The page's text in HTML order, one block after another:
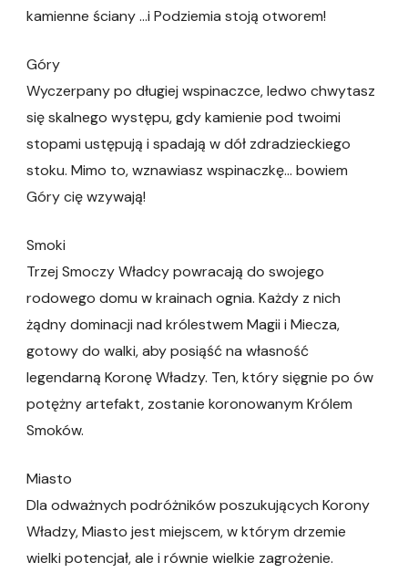
kamienne ściany …i Podziemia stoją otworem!
Góry
Wyczerpany po długiej wspinaczce, ledwo chwytasz
się skalnego występu, gdy kamienie pod twoimi
stopami ustępują i spadają w dół zdradzieckiego
stoku. Mimo to, wznawiasz wspinaczkę… bowiem
Góry cię wzywają!
Smoki
Trzej Smoczy Władcy powracają do swojego
rodowego domu w krainach ognia. Każdy z nich
żądny dominacji nad królestwem Magii i Miecza,
gotowy do walki, aby posiąść na własność
legendarną Koronę Władzy. Ten, który sięgnie po ów
potężny artefakt, zostanie koronowanym Królem
Smoków.
Miasto
Dla odważnych podróżników poszukujących Korony
Władzy, Miasto jest miejscem, w którym drzemie
wielki potencjał, ale i równie wielkie zagrożenie.